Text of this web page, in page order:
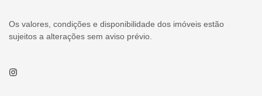
Os valores, condições e disponibilidade dos imóveis estão
sujeitos a alterações sem aviso prévio.
Instagram